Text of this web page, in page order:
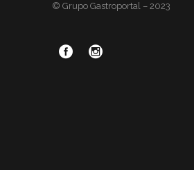
© Grupo Gastroportal – 2023